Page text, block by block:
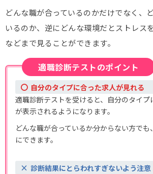
どんな職が合っているのかだけでなく、
いるのか、逆にどんな環境だとストレス
などまで見ることができます。
適職診断テストのポイント
自分のタイプに合った求人が見れる
適職診断テストを受けると、自分のタイプ
が表示されるようになります。
どんな職が合っているか分からない方で
にできます。
診断結果にとらわれすぎないよう注意